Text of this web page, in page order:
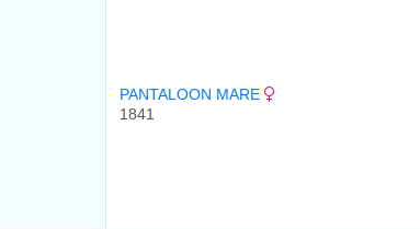
PANTALOON MARE
1841